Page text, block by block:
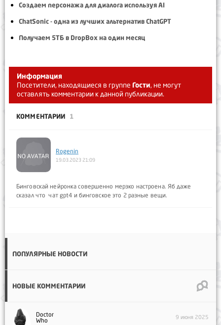
Создаем персонажа для диалога используя AI
ChatSonic - одна из лучших альтернатив ChatGPT
Получаем 5ТБ в DropBox на один месяц
Информация
Посетители, находящиеся в группе Гости, не могут
оставлять комментарии к данной публикации.
КОММЕНТАРИИ 1
Rogenin
19.03.2023 21:09
Бинговскай нейронка совершенно мерзко настроена. Яб даже
сказал что чат gpt4 и бинговское это 2 разные вещи.
ПОПУЛЯРНЫЕ НОВОСТИ
НОВЫЕ КОММЕНТАРИИ
Doctor
Who
9 июня 2025